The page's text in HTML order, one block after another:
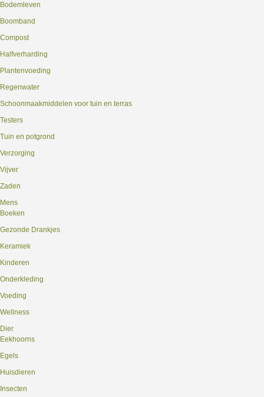
Bodemleven
Boomband
Compost
Halfverharding
Plantenvoeding
Regenwater
Schoonmaakmiddelen voor tuin en terras
Testers
Tuin en potgrond
Verzorging
Vijver
Zaden
Mens
Boeken
Gezonde Drankjes
Keramiek
Kinderen
Onderkleding
Voeding
Wellness
Dier
Eekhoorns
Egels
Huisdieren
Insecten